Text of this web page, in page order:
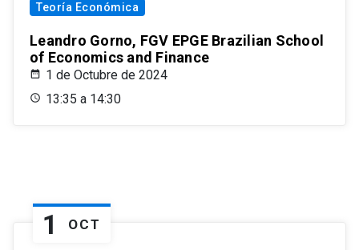
Teoría Económica
Leandro Gorno, FGV EPGE Brazilian School
of Economics and Finance
1 de Octubre de 2024
13:35 a 14:30
1 OCT